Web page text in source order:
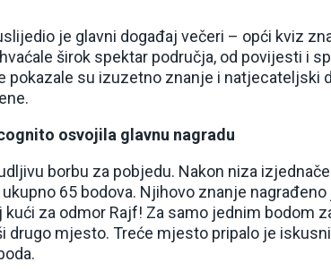
je glavni događaj večeri – opći kviz
širok spektar područja, od povijesti i
pokazale su izuzetno znanje i natjecateljski
osvojila glavnu nagradu
borbu za pobjedu. Nakon niza
ukupno 65 bodova. Njihovo znanje
za odmor Rajf! Za samo jednim bodom
drugo mjesto. Treće mjesto pripalo je